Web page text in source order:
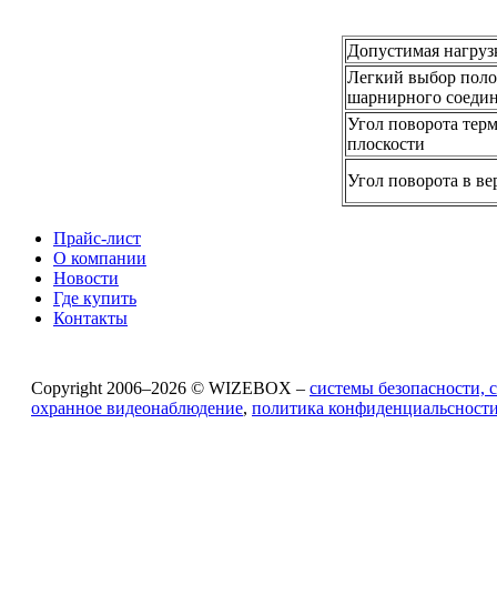
Допустимая
Легкий выбор
шарнирного
Угол поворота
плоскости
Угол поворота в
Прайс-лист
О компании
Новости
Где купить
Контакты
Copyright 2006–2026 © WIZEBOX – системы безопасности,
охранное видеонаблюдение, политика